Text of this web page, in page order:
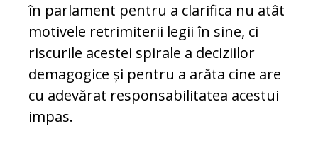
în par­la­ment pentru a clarifica nu atât
motivele retrimiterii legii în sine, ci
riscurile acestei spirale a deciziilor
demagogice și pentru a arăta cine are
cu adevărat res­pon­sa­bi­litatea acestui
impas.